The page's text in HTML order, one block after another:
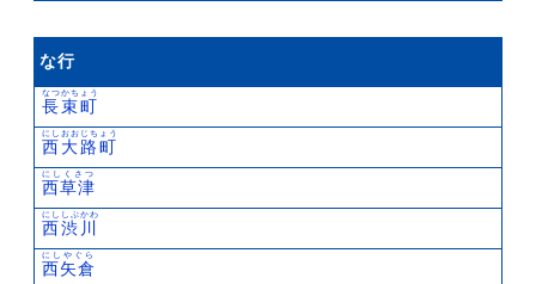
な行
長束町
なつかちょう
西大路町
にしおおじちょう
西草津
にしくさつ
西渋川
にししぶかわ
西矢倉
にしやぐら